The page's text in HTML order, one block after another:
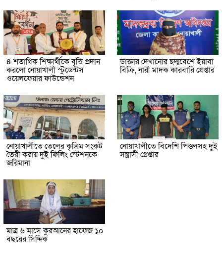
৪ শতাধিক শিক্ষার্থীকে বৃত্তি প্রদান
করলো নোয়াখালী স্টুডেন্টস
ওয়েলফেয়ার ফাউন্ডেশন
ডাক্তার দেখানোর ছদ্মবেশে ইয়াবা
বিক্রি, নারী মাদক কারবারি গ্রেপ্তার
নোয়াখালীতে তেলের কৃত্রিম সংকট
তৈরী করায় দুই ফিলিং স্টেশনকে
জরিমানা
নোয়াখালীতে বিদেশি পিস্তলসহ দুই
সন্ত্রাসী গ্রেপ্তার
মাত্র ৬ মাসে কুরআনের হাফেজ ১০
বছরের সিদ্দিক